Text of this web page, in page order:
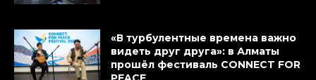
«В турбулентные времена важно
видеть друг друга»: в Алматы
прошёл фестиваль CONNECT FOR